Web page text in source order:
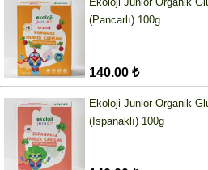
(Pancarlı) 100g
140.00 ₺
Ekoloji Junior Organik
(Ispanaklı) 100g